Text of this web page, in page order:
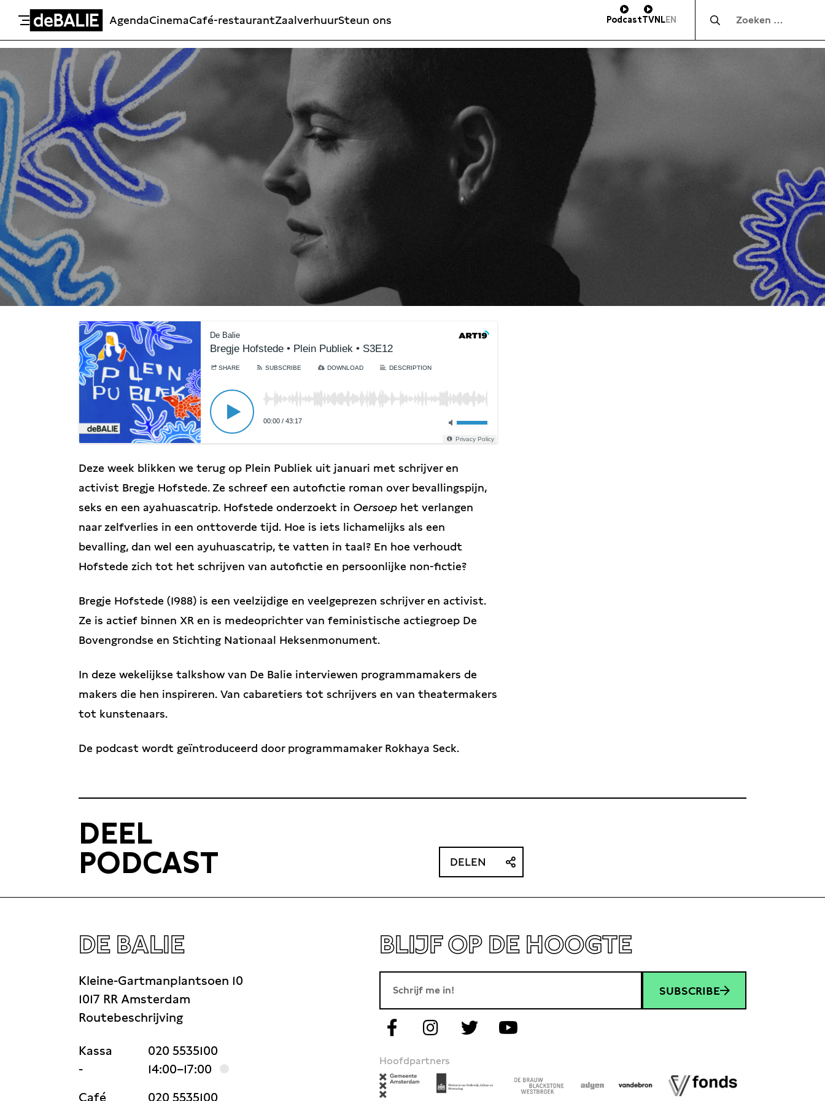
Meteen naar de content
De Balie
AgendaCinemaCafé-restaurantZaalverhuurSteun ons PodcastTVNLEN
De Balie
Bregje Hofstede • Plein Publiek • S3E12
SHARE SUBSCRIBE DOWNLOAD DESCRIPTION
00:00 / 43:17
Privacy Policy
Deze week blikken we terug op Plein Publiek uit januari met schrijver en
activist Bregje Hofstede. Ze schreef een autofictie roman over bevallingspijn,
seks en een ayahuascatrip. Hofstede onderzoekt in Oersoep het verlangen
naar zelfverlies in een onttoverde tijd. Hoe is iets lichamelijks als een
bevalling, dan wel een ayuhuascatrip, te vatten in taal? En hoe verhoudt
Hofstede zich tot het schrijven van autofictie en persoonlijke non-fictie?
Bregje Hofstede (1988) is een veelzijdige en veelgeprezen schrijver en activist.
Ze is actief binnen XR en is medeoprichter van feministische actiegroep De
Bovengrondse en Stichting Nationaal Heksenmonument.
In deze wekelijkse talkshow van De Balie interviewen programmamakers de
makers die hen inspireren. Van cabaretiers tot schrijvers en van theatermakers
tot kunstenaars.
De podcast wordt geïntroduceerd door programmamaker Rokhaya Seck.
DEEL
PODCAST
DELEN
DE BALIE
Kleine-Gartmanplantsoen 10
1017 RR Amsterdam
Routebeschrijving
Kassa
020 5535100
-
14:00–17:00
Café
020 5535100
BLIJF OP DE HOOGTE
SUBSCRIBE
Hoofdpartners